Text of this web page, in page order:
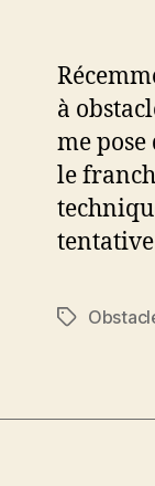
à
me
le
Étiquettes